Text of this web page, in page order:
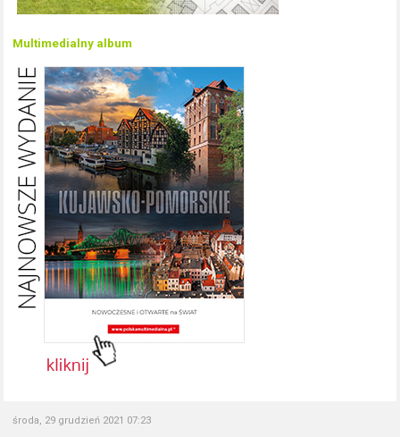
Multimedialny album
środa, 29 grudzień 2021 07:23